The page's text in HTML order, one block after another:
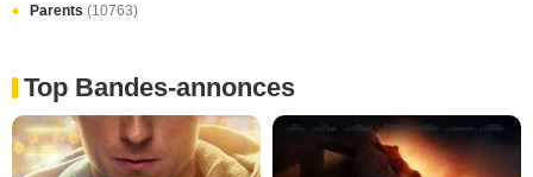
Parents (10763)
Top Bandes-annonces